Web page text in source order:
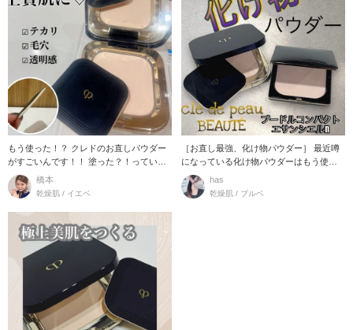
もう使った！？ クレドのお直しパウダー
がすごいんです！！ 塗った？！っていう
ぐらい自然な
橋本
乾燥肌 / イエベ
［お直し最強、化け物パウダー］ 最近噂
になっている化け物パウダーはもう使っ
てみましたか？
has
乾燥肌 / ブルベ